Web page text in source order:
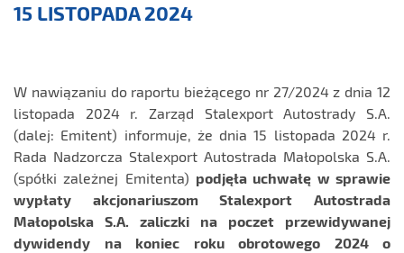
15 LISTOPADA 2024
W nawiązaniu do raportu bieżącego nr 27/2024 z dnia 12
listopada 2024 r. Zarząd Stalexport Autostrady S.A.
(dalej: Emitent) informuje, że dnia 15 listopada 2024 r.
Rada Nadzorcza Stalexport Autostrada Małopolska S.A.
(spółki zależnej Emitenta) podjęła uchwałę w sprawie
wypłaty akcjonariuszom Stalexport Autostrada
Małopolska S.A. zaliczki na poczet przewidywanej
dywidendy na koniec roku obrotowego 2024 o